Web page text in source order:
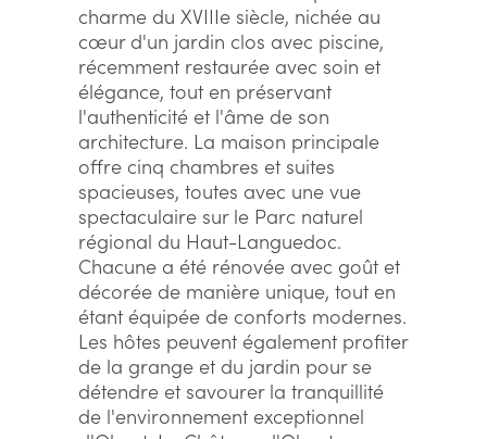
charme du XVIIIe siècle, nichée au
cœur d'un jardin clos avec piscine,
récemment restaurée avec soin et
élégance, tout en préservant
l'authenticité et l'âme de son
architecture. La maison principale
offre cinq chambres et suites
spacieuses, toutes avec une vue
spectaculaire sur le Parc naturel
régional du Haut-Languedoc.
Chacune a été rénovée avec goût et
décorée de manière unique, tout en
étant équipée de conforts modernes.
Les hôtes peuvent également profiter
de la grange et du jardin pour se
détendre et savourer la tranquillité
de l'environnement exceptionnel